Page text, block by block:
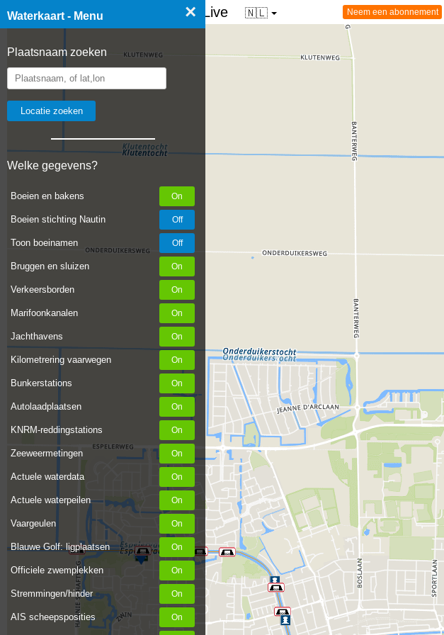
Waterkaart - Menu ×
Plaatsnaam zoeken
Welke gegevens?
Boeien en bakens
Boeien stichting Nautin
Toon boeinamen
Bruggen en sluizen
Verkeersborden
Marifoonkanalen
Jachthavens
Kilometrering vaarwegen
Bunkerstations
Autolaadplaatsen
KNRM-reddingstations
Zeeweermetingen
Actuele waterdata
Actuele waterpeilen
Vaargeulen
Blauwe Golf: ligplaatsen
Officiele zwemplekken
Stremmingen/hinder
AIS scheepsposities
☰ Waterkaart van Nederland - Live 🇳🇱